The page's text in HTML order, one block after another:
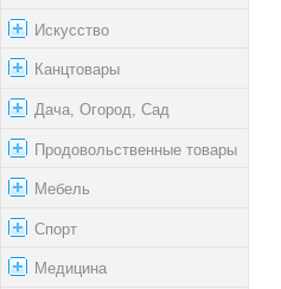
Искусство
Канцтовары
Дача, Огород, Сад
Продовольственные товары
Мебель
Спорт
Медицина